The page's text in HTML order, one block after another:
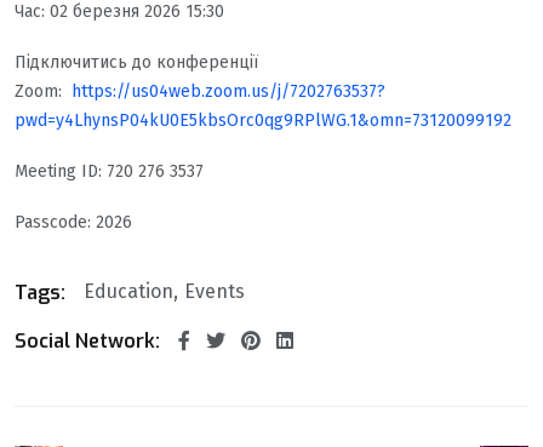
Час: 02 березня 2026 15:30
Підключитись до конференції
Zoom:
https://us04web.zoom.us/j/7202763537?
pwd=y4LhynsP04kU0E5kbsOrc0qg9RPlWG.1&omn=73120099192
Meeting ID: 720 276 3537
Passcode: 2026
Tags: Education Events
Social Network: